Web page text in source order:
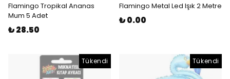
Flamingo Tropikal Ananas
Mum 5 Adet
₺ 28.50
Flamingo Metal Led Işık 2 Metre
₺ 0.00
Tükendi Tükendi